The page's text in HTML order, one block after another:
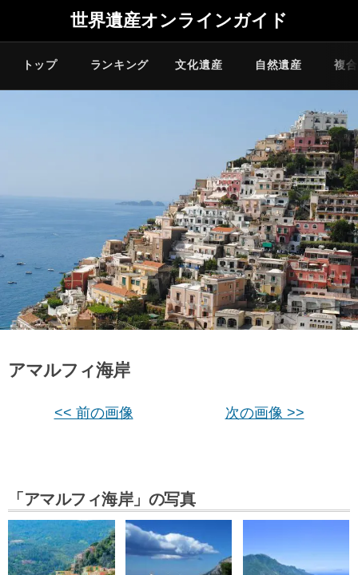
世界遺産オンラインガイド
トップ ランキング 文化遺産 自然遺産 複
アマルフィ海岸
<< 前の画像 次の画像 >>
「アマルフィ海岸」の写真